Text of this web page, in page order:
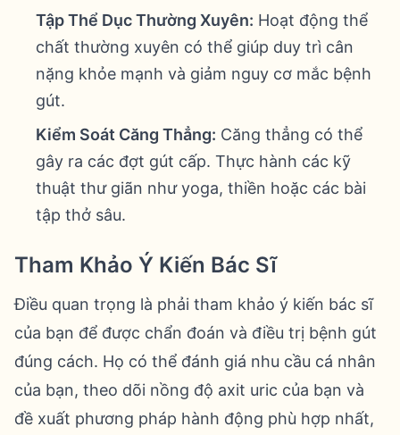
Tập Thể Dục Thường Xuyên: Hoạt động thể
chất thường xuyên có thể giúp duy trì cân
nặng khỏe mạnh và giảm nguy cơ mắc bệnh
gút.
Kiểm Soát Căng Thẳng: Căng thẳng có thể
gây ra các đợt gút cấp. Thực hành các kỹ
thuật thư giãn như yoga, thiền hoặc các bài
tập thở sâu.
Tham Khảo Ý Kiến Bác Sĩ
Điều quan trọng là phải tham khảo ý kiến bác sĩ
của bạn để được chẩn đoán và điều trị bệnh gút
đúng cách. Họ có thể đánh giá nhu cầu cá nhân
của bạn, theo dõi nồng độ axit uric của bạn và
đề xuất phương pháp hành động phù hợp nhất,